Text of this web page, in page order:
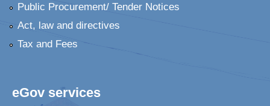
Public Procurement/ Tender Notices
Act, law and directives
Tax and Fees
eGov services